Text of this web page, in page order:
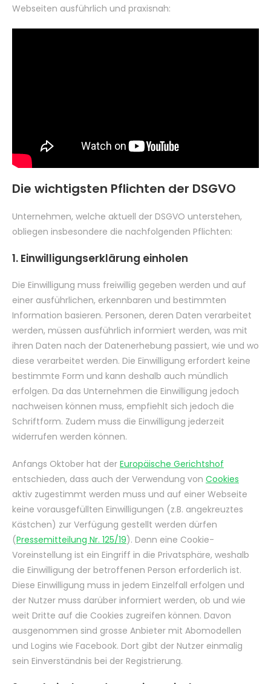
Webseiten ausführlich und praxisnah:
Die wichtigsten Pflichten der DSGVO
Unternehmen, welche aktuell der DSGVO unterstehen,
obliegen insbesondere die nachfolgenden Pflichten:
1. Einwilligungserklärung einholen
Die Einwilligung muss freiwillig gegeben werden und auf
einer ausführlichen, erkennbaren und bestimmten
Information basieren. Personen, deren Daten verarbeitet
werden, müssen ausführlich informiert werden, was mit
ihren Daten nach der Datenerhebung passiert, wie und wo
diese verarbeitet werden. Die Einwilligung erfordert keine
bestimmte Form und kann deshalb auch mündlich
erfolgen. Da das Unternehmen die Einwilligung jedoch
nachweisen können muss, empfiehlt sich jedoch die
Schriftform. Zudem muss die Einwilligung jederzeit
widerrufen werden können.
Anfangs Oktober hat der Europäische Gerichtshof
entschieden, dass auch der Verwendung von Cookies
aktiv zugestimmt werden muss und auf einer Webseite
keine vorausgefüllten Einwilligungen (z.B. angekreuztes
Kästchen) zur Verfügung gestellt werden dürfen
(Pressemitteilung Nr. 125/19). Denn eine Cookie-
Voreinstellung ist ein Eingriff in die Privatsphäre, weshalb
die Einwilligung der betroffenen Person erforderlich ist.
Diese Einwilligung muss in jedem Einzelfall erfolgen und
der Nutzer muss darüber informiert werden, ob und wie
weit Dritte auf die Cookies zugreifen können. Davon
ausgenommen sind grosse Anbieter mit Abomodellen
und Logins wie Facebook. Dort gibt der Nutzer einmalig
sein Einverständnis bei der Registrierung.